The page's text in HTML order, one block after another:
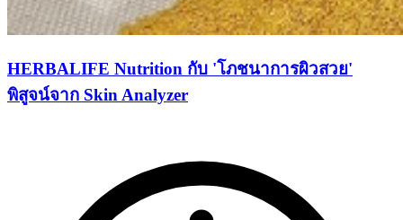
HERBALIFE Nutrition กับ 'โภชนาการผิวสวย'
พิสูจน์จาก Skin Analyzer